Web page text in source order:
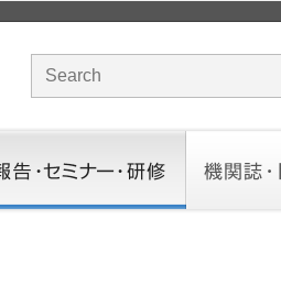
サイト内検索のキーワード